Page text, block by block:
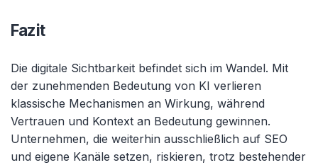
Fazit
Die digitale Sichtbarkeit befindet sich im Wandel. Mit
der zunehmenden Bedeutung von KI verlieren
klassische Mechanismen an Wirkung, während
Vertrauen und Kontext an Bedeutung gewinnen.
Unternehmen, die weiterhin ausschließlich auf SEO
und eigene Kanäle setzen, riskieren, trotz bestehender